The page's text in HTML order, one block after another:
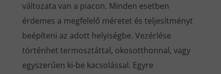
változata van a piacon. Minden esetben
érdemes a megfelelő méretet és teljesítményt
beépíteni az adott helyiségbe. Vezérlése
történhet termosztáttal, okosotthonnal, vagy
egyszerűen ki-be kacsolással. Egyre